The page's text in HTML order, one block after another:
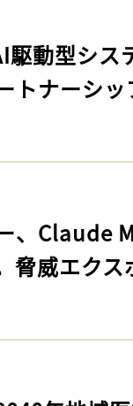
駆動型シ
トナーシ
、Claude
脅威エク